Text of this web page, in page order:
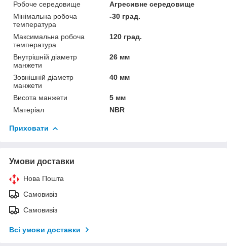
Робоче середовище
Агресивне середовище
Мінімальна робоча
температура
-30 град.
Максимальна робоча
температура
120 град.
Внутрішній діаметр
манжети
26 мм
Зовнішній діаметр
манжети
40 мм
Висота манжети
5 мм
Матеріал
NBR
Приховати
Умови доставки
Нова Пошта
Самовивіз
Самовивіз
Всі умови доставки